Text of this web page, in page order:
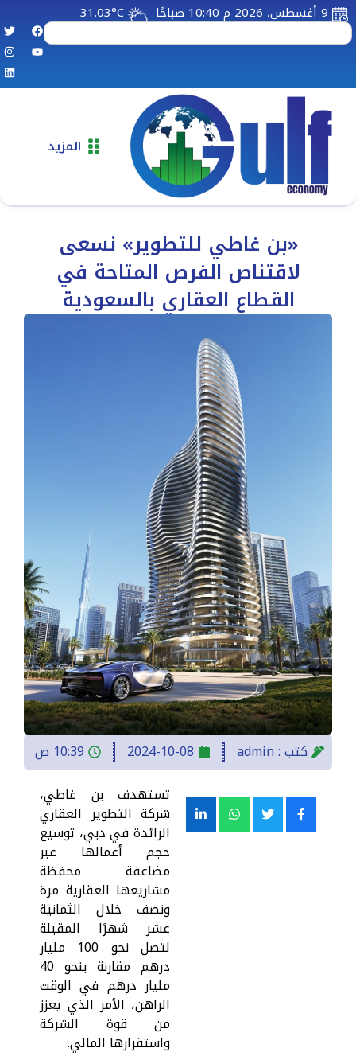
9 أغسطس، 2026 م 10:40 صباحًا 31.03°C
المزيد
«بن غاطي للتطوير» نسعى
لاقتناص الفرص المتاحة في
القطاع العقاري بالسعودية
كتب :admin
2024-10-08
10:39 ص
تستهدف بن غاطي،
شركة التطوير العقاري
الرائدة في دبي، توسيع
حجم أعمالها عبر
مضاعفة محفظة
مشاريعها العقارية مرة
ونصف خلال الثمانية
عشر شهرًا المقبلة
لتصل نحو 100 مليار
درهم مقارنة بنحو 40
مليار درهم في الوقت
الراهن، الأمر الذي يعزز
من قوة الشركة
واستقرارها المالي.